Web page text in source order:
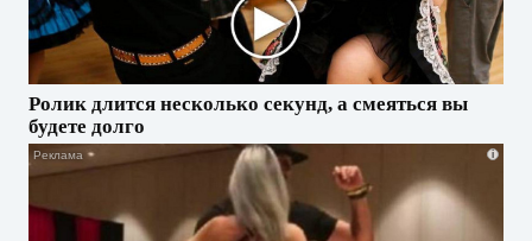
Ролик длится несколько секунд, а смеяться вы
будете долго
i